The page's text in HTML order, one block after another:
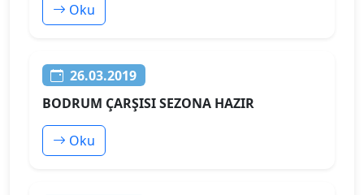
Oku
26.03.2019
BODRUM ÇARŞISI SEZONA HAZIR
Oku